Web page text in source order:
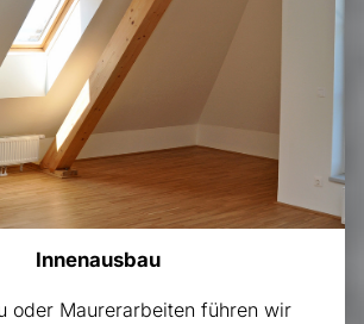
Innenausbau
oder Maurerarbeiten führen wir